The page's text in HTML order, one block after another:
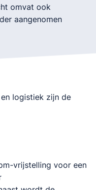
omvat ook
aangenomen
logistiek zijn de
vrijstelling voor een